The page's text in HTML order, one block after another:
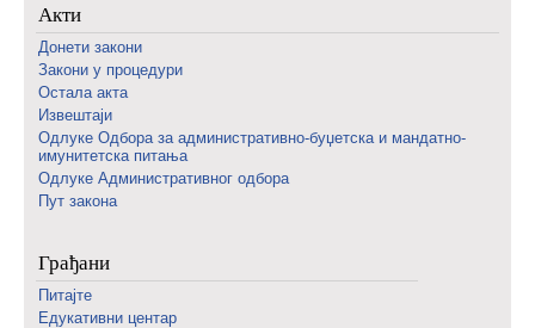
Акти
Донети закони
Закони у процедури
Остала акта
Извештаји
Одлуке Одбора за административно-буџетска и мандатно-
имунитетска питања
Одлуке Административног одбора
Пут закона
Грађани
Питајте
Едукативни центар